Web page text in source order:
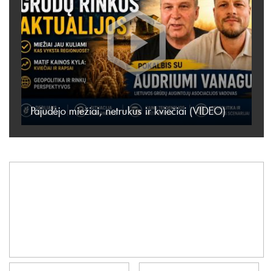
Pajudėjo miežiai, netrukus ir kviečiai (VIDEO)